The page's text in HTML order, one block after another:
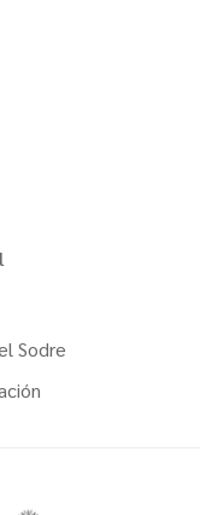
Sodre